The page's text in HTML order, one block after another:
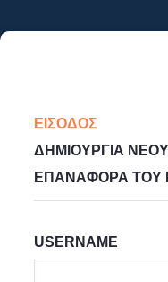
προς
περιεχόμενο
Primary
Tabs
ΕΊΣΟΔΟΣ
ΔΗΜΙΟΥΡΓΊΑ
ΕΠΑΝΑΦΟΡΆ ΤΟΥ
USERNAME